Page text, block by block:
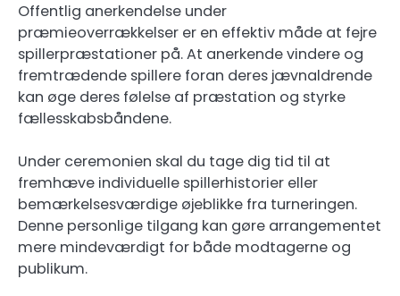
Offentlig anerkendelse under
præmieoverrækkelser er en effektiv måde at fejre
spillerpræstationer på. At anerkende vindere og
fremtrædende spillere foran deres jævnaldrende
kan øge deres følelse af præstation og styrke
fællesskabsbåndene.
Under ceremonien skal du tage dig tid til at
fremhæve individuelle spillerhistorier eller
bemærkelsesværdige øjeblikke fra turneringen.
Denne personlige tilgang kan gøre arrangementet
mere mindeværdigt for både modtagerne og
publikum.